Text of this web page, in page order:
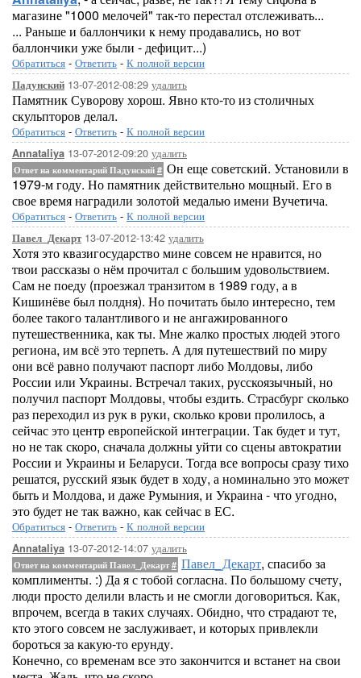
магазине "1000 мелочей" так-то перестал отслеживать...
... Раньше и баллончики к нему продавались, но вот
баллончики уже были - дефицит...)
Обратиться - Ответить - К полной версии
Падунский 13-07-2012-08:29 удалить
Памятник Суворову хорош. Явно кто-то из столичных
скульпторов делал.
Обратиться - Ответить - К полной версии
Annataliya 13-07-2012-09:20 удалить
Ответ на комментарий Падунский # Он еще советский. Установили в
1979-м году. Но памятник действительно мощный. Его в
свое время наградили золотой медалью имени Вучетича.
Обратиться - Ответить - К полной версии
Павел_Декарт13-07-2012-13:42 удалить
Хотя это квазигосударство мине совсем не нравится, но
твои рассказы о нём прочитал с большим удовольствием.
Сам не поеду (проезжал транзитом в 1989 году, а в
Кишинёве был полдня). Но почитать было интересно, тем
более такого талантливого и не ангажированного
путешественника, как ты. Мне жалко простых людей этого
региона, им всё это терпеть. А для путешествий по миру
они всё равно получают паспорт либо Молдовы, либо
России или Украины. Встречал таких, русскоязычный, но
получил паспорт Молдовы, чтобы ездить. Страсбург сколько
раз переходил из рук в руки, сколько крови пролилось, а
сейчас это центр европейской интеграции. Так будет и тут,
но не так скоро, сначала должны уйти со сцены автократии
России и Украины и Беларуси. Тогда все вопросы сразу тихо
решатся, русский язык будет в ходу, а номинально это может
быть и Молдова, и даже Румыния, и Украина - что угодно,
это будет не так важно, как сейчас в ЕС.
Обратиться - Ответить - К полной версии
Annataliya 13-07-2012-14:07 удалить
Ответ на комментарий Павел_Декарт# Павел_Декарт, спасибо за
комплименты. :) Да я с тобой согласна. По большому счету,
люди просто делили власть и не смогли договориться. Как,
впрочем, всегда в таких случаях. Обидно, что страдают те,
кто этого совсем не заслуживает, и которых привлекли
бороться за какую-то ерунду.
Конечно, со временам все это закончится и встанет на свои